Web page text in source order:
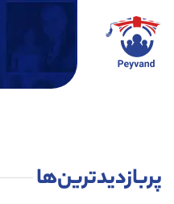
پربازدیدترین‌ها